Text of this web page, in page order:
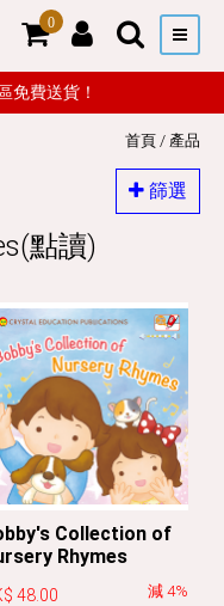
0
免費送貨！
首頁 / 產品
篩選
點讀)
Collection of
Rhymes
48.00 減 4%